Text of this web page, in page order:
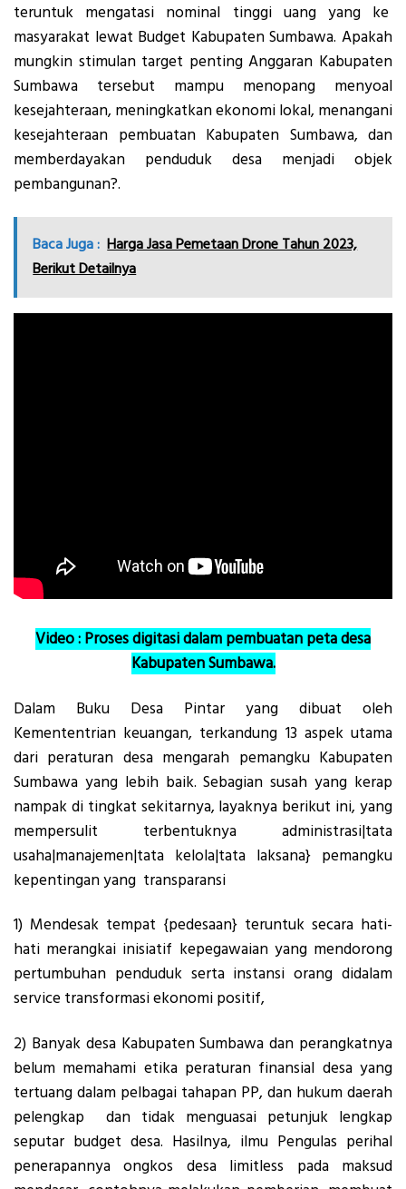
teruntuk mengatasi nominal tinggi uang yang ke
masyarakat lewat Budget Kabupaten Sumbawa. Apakah
mungkin stimulan target penting Anggaran Kabupaten
Sumbawa tersebut mampu menopang menyoal
kesejahteraan, meningkatkan ekonomi lokal, menangani
kesejahteraan pembuatan Kabupaten Sumbawa, dan
memberdayakan penduduk desa menjadi objek
pembangunan?.
Baca Juga : Harga Jasa Pemetaan Drone Tahun 2023,
Berikut Detailnya
Video : Proses digitasi dalam pembuatan peta desa
Kabupaten Sumbawa.
Dalam Buku Desa Pintar yang dibuat oleh
Kemententrian keuangan, terkandung 13 aspek utama
dari peraturan desa mengarah pemangku Kabupaten
Sumbawa yang lebih baik. Sebagian susah yang kerap
nampak di tingkat sekitarnya, layaknya berikut ini, yang
mempersulit terbentuknya administrasi|tata
usaha|manajemen|tata kelola|tata laksana} pemangku
kepentingan yang transparansi
1) Mendesak tempat {pedesaan} teruntuk secara hati-
hati merangkai inisiatif kepegawaian yang mendorong
pertumbuhan penduduk serta instansi orang didalam
service transformasi ekonomi positif,
2) Banyak desa Kabupaten Sumbawa dan perangkatnya
belum memahami etika peraturan finansial desa yang
tertuang dalam pelbagai tahapan PP, dan hukum daerah
pelengkap dan tidak menguasai petunjuk lengkap
seputar budget desa. Hasilnya, ilmu Pengulas perihal
penerapannya ongkos desa limitless pada maksud